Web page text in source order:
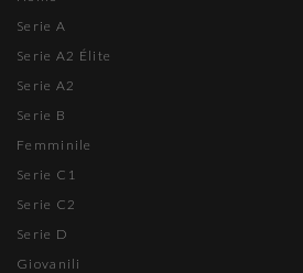
Serie A
Serie A2 Élite
Serie A2
Serie B
Femminile
Serie C1
Serie C2
Serie D
Giovanili